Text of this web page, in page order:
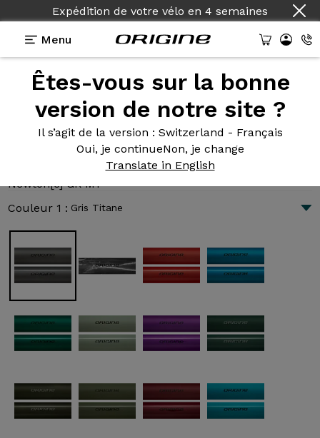
Expédition de votre vélo en 4 semaines
Menu
Êtes-vous sur la bonne
version de notre site ?
Il s’agit de la version : Switzerland - Français
Oui, je continueNon, je change
Translate in English
Présentation
Newton[e] GR M1
11.9 kg
Newton[e] GR M1
Couleur 1 : Gris Titane